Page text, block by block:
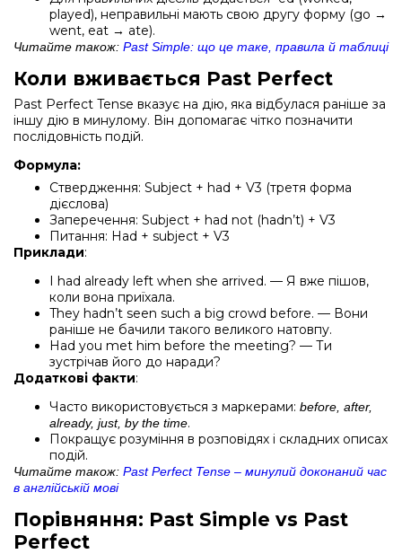
played), неправильні мають свою другу форму (go →
went, eat → ate).
Читайте також: Past Simple: що це таке, правила й таблиці
Коли вживається Past Perfect
Past Perfect Tense вказує на дію, яка відбулася раніше за
іншу дію в минулому. Він допомагає чітко позначити
послідовність подій.
Формула:
Ствердження: Subject + had + V3 (третя форма
дієслова)
Заперечення: Subject + had not (hadn’t) + V3
Питання: Had + subject + V3
Приклади:
I had already left when she arrived. — Я вже пішов,
коли вона приїхала.
They hadn’t seen such a big crowd before. — Вони
раніше не бачили такого великого натовпу.
Had you met him before the meeting? — Ти
зустрічав його до наради?
Додаткові факти:
Часто використовується з маркерами: before, after,
already, just, by the time.
Покращує розуміння в розповідях і складних описах
подій.
Читайте також: Past Perfect Tense – минулий доконаний час
в англійській мові
Порівняння: Past Simple vs Past
Perfect